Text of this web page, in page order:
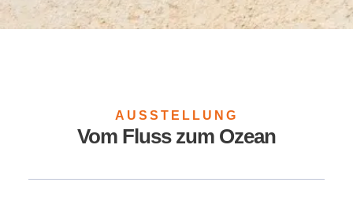
AUSSTELLUNG
Vom Fluss zum Ozean